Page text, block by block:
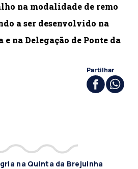
na modalidade de remo
a ser desenvolvido na
e na Delegação de Ponte da
Partilhar
na Quinta da Brejuinha